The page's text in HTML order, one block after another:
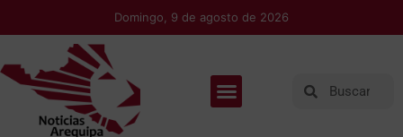
Domingo, 9 de agosto de 2026